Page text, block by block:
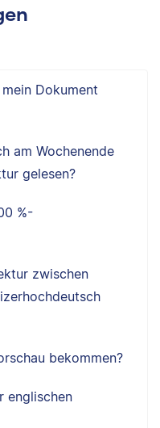
Dokument
am Wochenende
gelesen?
%-
zwischen
bekommen?
englischen